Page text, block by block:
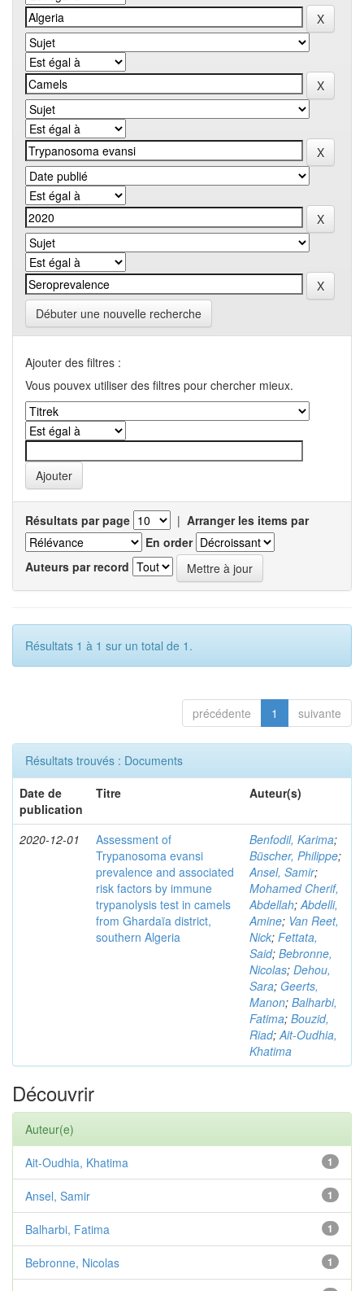
Débuter une nouvelle recherche
Ajouter des filtres :
Vous pouvex utiliser des filtres pour chercher mieux.
Résultats par page | Arranger les items par
En order
Auteurs par record
Résultats 1 à 1 sur un total de 1.
précédente 1 suivante
Résultats trouvés : Documents
Date de
publication
Titre Auteur(s)
2020-12-01
Assessment of
Trypanosoma evansi
prevalence and associated
risk factors by immune
trypanolysis test in camels
from Ghardaïa district,
southern Algeria
Benfodil, Karima;
Büscher, Philippe;
Ansel, Samir;
Mohamed Cherif,
Abdellah;Abdelli,
Amine; Van Reet,
Nick; Fettata,
Said; Bebronne,
Nicolas; Dehou,
Sara; Geerts,
Manon; Balharbi,
Fatima; Bouzid,
Riad;Ait-Oudhia,
Khatima
Découvrir
Auteur(e)
1
Ait-Oudhia, Khatima
1
Ansel, Samir
1
Balharbi, Fatima
1
Bebronne, Nicolas